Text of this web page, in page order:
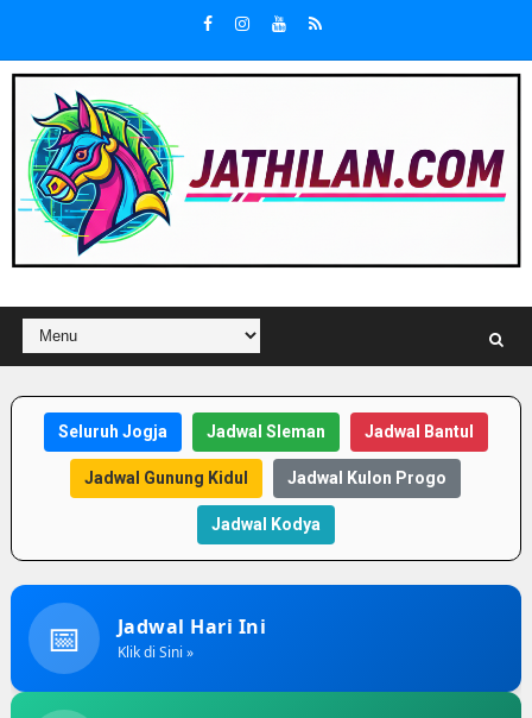
Seluruh Jogja Jadwal Sleman Jadwal Bantul
Jadwal Gunung Kidul Jadwal Kulon Progo
Jadwal Kodya
📅 Jadwal Hari Ini
Klik di Sini »